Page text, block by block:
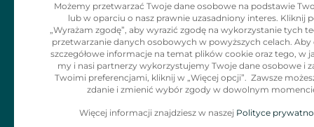
Możemy przetwarzać Twoje dane osobowe na podstawie
lub w oparciu o nasz prawnie uzasadniony interes. Kliknij
„Wyrażam zgodę”, aby wyrazić zgodę na wykorzystanie tych
przetwarzanie danych osobowych w powyższych celach.
szczegółowe informacje na temat plików cookie oraz tego, w
my i nasi partnerzy wykorzystujemy Twoje dane osobowe i
Twoimi preferencjami, kliknij w „Więcej opcji”. Zawsze
zdanie i zmienić wybór zgody w dowolnym
Więcej informacji znajdziesz w naszej Polityce
Klauzula
Informacyjna dla
adresatów
korespodencji
Zgłaszanie